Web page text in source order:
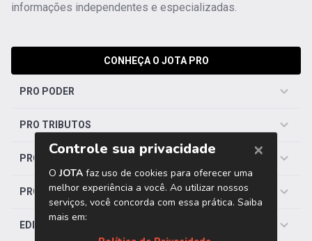
informações independentes e especializadas.
CONHEÇA O JOTA PRO
PRO PODER
PRO TRIBUTOS
PRO TRABALHISTA
PRO SAÚDE
EDITORIAS